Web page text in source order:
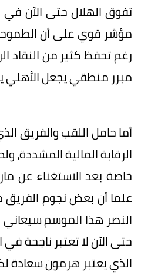
تفوق الهلال حتى الآن
مؤشر قوي على أن
رغم تحفظ كثير من النقاد
مبرر منطقي يجعل الأهلي
أما حامل اللقب والفريق
الرقابة المالية المشددة،
خاصة بعد الاستغناء عن
علما أن بعض نجوم الفريق
النصر هذا الموسم سيعاني
حتى الآن لا تعتبر ناجحة
الذي يعتبر هرمون سعادة